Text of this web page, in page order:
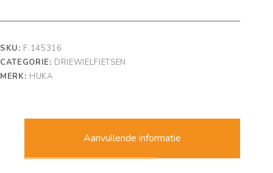
SKU: F.145316
CATEGORIE: DRIEWIELFIETSEN
MERK: HUKA
Aanvullende informatie